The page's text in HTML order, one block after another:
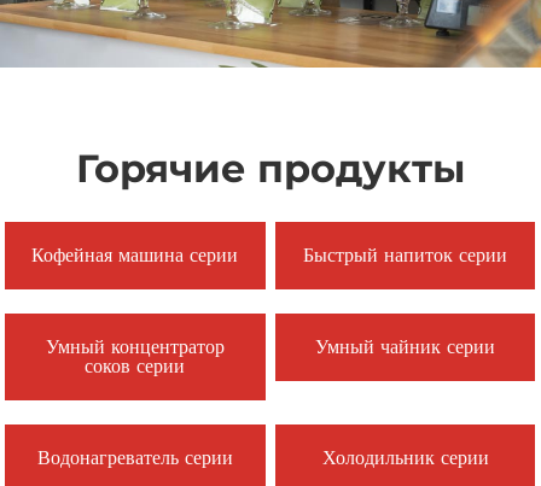
Горячие продукты
Кофейная машина серии Быстрый напиток серии
Умный концентратор
соков серии
Умный чайник серии
Водонагреватель серии Холодильник серии